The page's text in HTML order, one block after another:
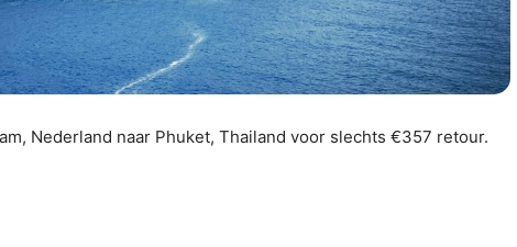
Nederland naar Phuket, Thailand voor slechts €357 retour.